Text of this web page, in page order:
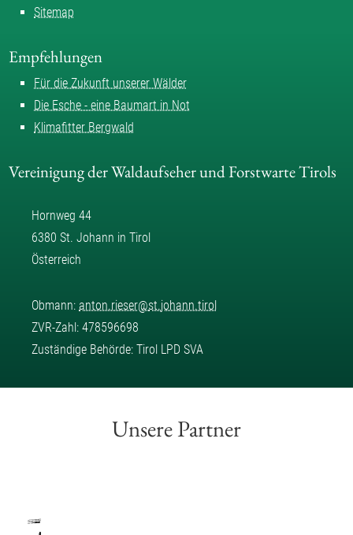
Sitemap
Empfehlungen
Für die Zukunft unserer Wälder
Die Esche - eine Baumart in Not
Klimafitter Bergwald
Vereinigung der Waldaufseher und Forstwarte Tirols
Hornweg 44
6380 St. Johann in Tirol
Österreich
Obmann: anton.rieser@st.johann.tirol
ZVR-Zahl: 478596698
Zuständige Behörde: Tirol LPD SVA
Unsere Partner